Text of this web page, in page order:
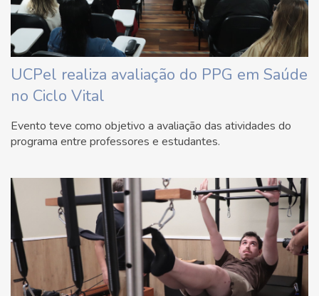
UCPel realiza avaliação do PPG em Saúde
no Ciclo Vital
Evento teve como objetivo a avaliação das atividades do
programa entre professores e estudantes.